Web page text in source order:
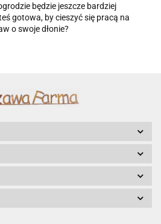
będzie jeszcze bardziej
gotowa, by cieszyć się pracą na
o swoje dłonie?